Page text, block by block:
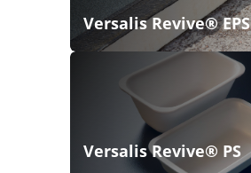
Versalis Revive® EPS
Versalis Revive® PS